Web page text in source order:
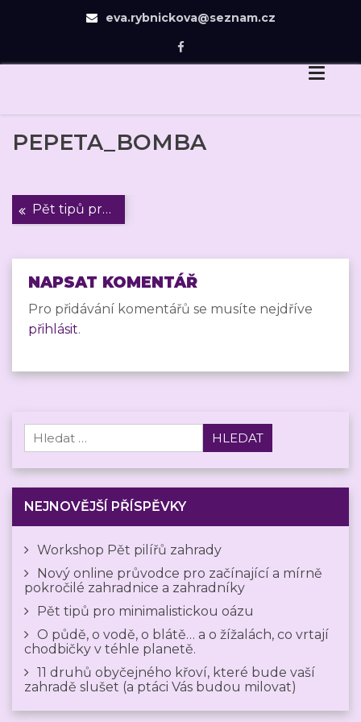
eva.rybnickova@seznam.cz
content
PEPETA_BOMBA
Navigace
pro
příspěvek
Pět tipů pro minimalistickou oázu
NAPSAT KOMENTÁŘ
Pro přidávání komentářů se musíte nejdříve
přihlásit.
Vyhledávání
NEJNOVĚJŠÍ PŘÍSPĚVKY
Workshop Pět pilířů zahrady
Nový online průvodce pro začínající a mírně
pokročilé zahradnice a zahradníky
Pět tipů pro minimalistickou oázu
O půdě, o vodě, o blátě… a o žížalách, co vrtají
chodbičky v téhle planetě.
11 druhů obyčejného křoví, které bude vaší
zahradě slušet (a ptáci Vás budou milovat)